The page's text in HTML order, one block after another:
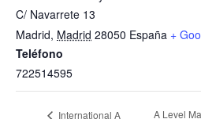
C/ Navarrete 13
Madrid, Madrid 28050 España +
Teléfono
722514595
International A A Level